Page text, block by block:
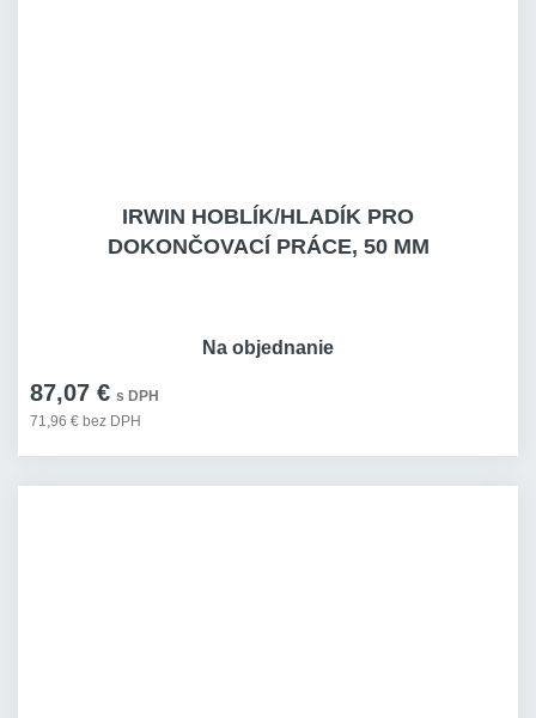
IRWIN HOBLÍK/HLADÍK PRO
DOKONČOVACÍ PRÁCE, 50 MM
87,07 € s DPH
71,96 € bez DPH
Na objednanie